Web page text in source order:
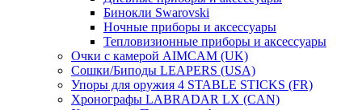
Бинокли Swarovski
Ночные приборы и аксессуары
Тепловизионные приборы и аксессуары
Очки с камерой AIMCAM (UK)
Сошки/Биподы LEAPERS (USA)
Упоры для оружия 4 STABLE STICKS (FR)
Хронографы LABRADAR LX (CAN)